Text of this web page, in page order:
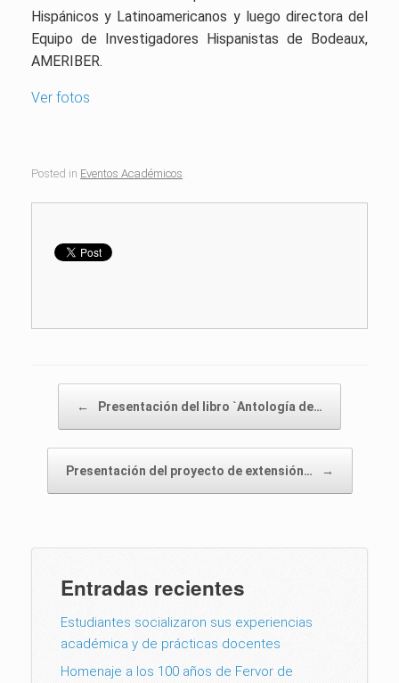
Hispánicos y Latinoamericanos y luego directora del
Equipo de Investigadores Hispanistas de Bodeaux,
AMERIBER.
Ver fotos
Posted in Eventos Académicos
← Presentación del libro `Antología de…
Presentación del proyecto de extensión… →
Entradas recientes
Estudiantes socializaron sus experiencias
académica y de prácticas docentes
Homenaje a los 100 años de Fervor de